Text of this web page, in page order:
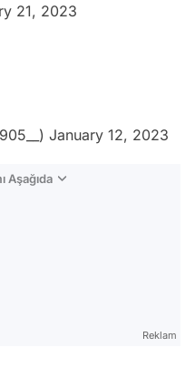
21, 2023
January 12, 2023
Aşağıda
Reklam